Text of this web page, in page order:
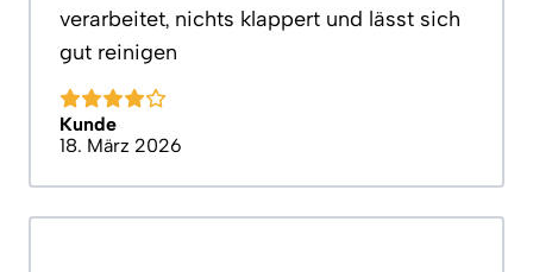
verarbeitet, nichts klappert und lässt sich
gut reinigen
Kunde
18. März 2026